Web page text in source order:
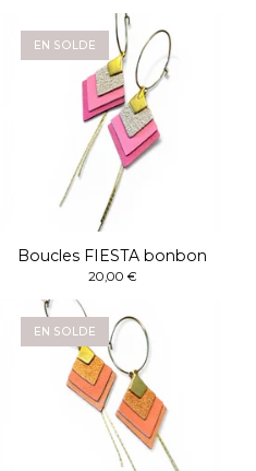
EN SOLDE
Boucles FIESTA bonbon
20,00 €
EN SOLDE